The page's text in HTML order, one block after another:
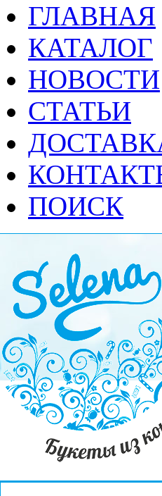
ГЛАВНАЯ
КАТАЛОГ
НОВОСТИ
СТАТЬИ
ПОИСК